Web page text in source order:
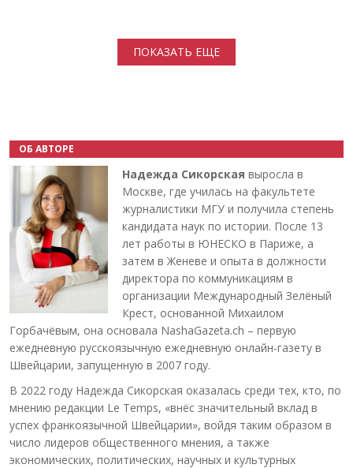
ПОКАЗАТЬ ЕЩЕ
ОБ АВТОРЕ
Надежда Сикорская выросла в
Москве, где училась на факультете
журналистики МГУ и получила степень
кандидата наук по истории. После 13
лет работы в ЮНЕСКО в Париже, а
затем в Женеве и опыта в должности
директора по коммуникациям в
организации Международный Зелёный
Крест, основанной Михаилом
Горбачёвым, она основала NashaGazeta.ch – первую
ежедневную русскоязычную ежедневную онлайн-газету в
Швейцарии, запущенную в 2007 году.
В 2022 году Надежда Сикорская оказалась среди тех, кто, по
мнению редакции Le Temps, «внёс значительный вклад в
успех франкоязычной Швейцарии», войдя таким образом в
число лидеров общественного мнения, а также
экономических, политических, научных и культурных